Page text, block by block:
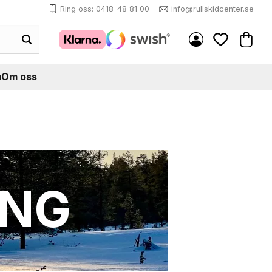
Ring oss: 0418-48 81 00 info@rullskidcenter.se
Om oss